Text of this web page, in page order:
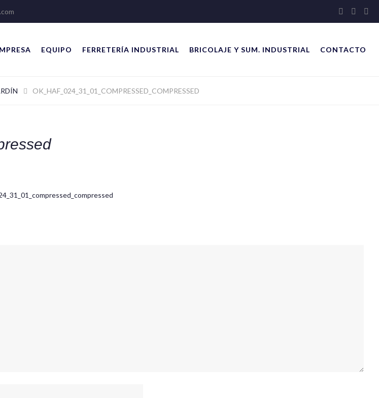
EQUIPO FERRETERÍA INDUSTRIAL BRICOLAJE Y SUM. INDUSTRIAL CONTACTO
OK_HAF_024_31_01_COMPRESSED_COMPRESSED